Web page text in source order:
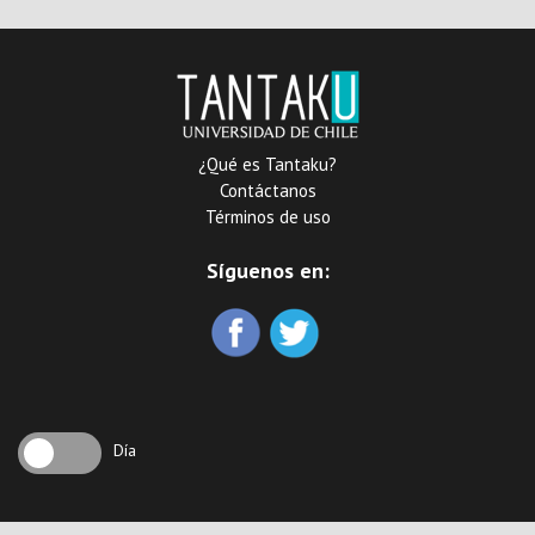
¿Qué es Tantaku?
Contáctanos
Términos de uso
Síguenos en:
Día